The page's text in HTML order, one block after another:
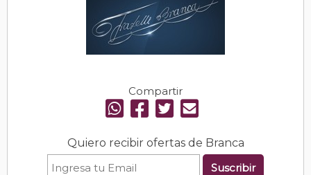
Compartir
Quiero recibir ofertas de Branca
Suscribir